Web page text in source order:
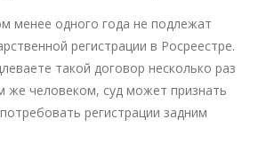
менее одного года не подлежат
регистрации в Росреестре.
такой договор несколько раз
же человеком, суд может признать
регистрации задним